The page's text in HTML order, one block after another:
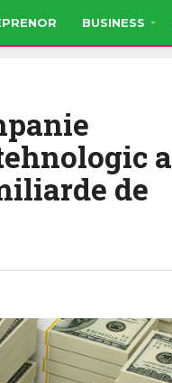
BUSINESS
a
de